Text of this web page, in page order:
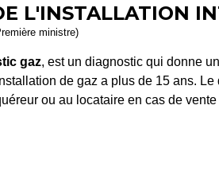
L'INSTALLATION
ministre)
gaz, est un diagnostic qui donne
de gaz a plus de 15 ans.
ou au locataire en cas de